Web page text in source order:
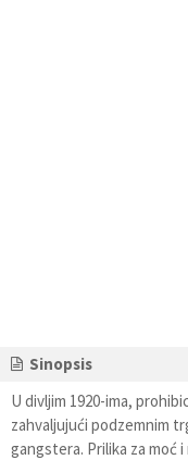
Sinopsis
U divljim 1920-ima,
zahvaljujući podzemnim
gangstera. Prilika za moć